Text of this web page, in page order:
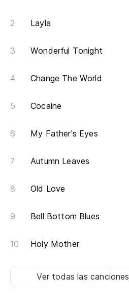
Layla
Wonderful Tonight
Change The World
Cocaine
My Father's Eyes
Autumn Leaves
Old Love
Bell Bottom Blues
Holy Mother
Ver todas las canciones